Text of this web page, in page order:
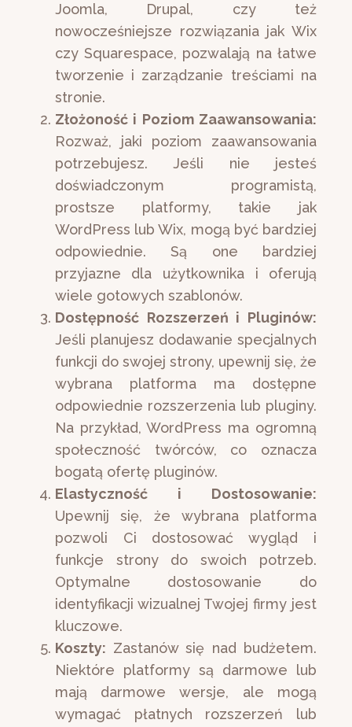
Joomla, Drupal, czy też
nowocześniejsze rozwiązania jak Wix
czy Squarespace, pozwalają na łatwe
tworzenie i zarządzanie treściami na
stronie.
Złożoność i Poziom Zaawansowania:
Rozważ, jaki poziom zaawansowania
potrzebujesz. Jeśli nie jesteś
doświadczonym programistą,
prostsze platformy, takie jak
WordPress lub Wix, mogą być bardziej
odpowiednie. Są one bardziej
przyjazne dla użytkownika i oferują
wiele gotowych szablonów.
Dostępność Rozszerzeń i Pluginów:
Jeśli planujesz dodawanie specjalnych
funkcji do swojej strony, upewnij się, że
wybrana platforma ma dostępne
odpowiednie rozszerzenia lub pluginy.
Na przykład, WordPress ma ogromną
społeczność twórców, co oznacza
bogatą ofertę pluginów.
Elastyczność i Dostosowanie:
Upewnij się, że wybrana platforma
pozwoli Ci dostosować wygląd i
funkcje strony do swoich potrzeb.
Optymalne dostosowanie do
identyfikacji wizualnej Twojej firmy jest
kluczowe.
Koszty: Zastanów się nad budżetem.
Niektóre platformy są darmowe lub
mają darmowe wersje, ale mogą
wymagać płatnych rozszerzeń lub